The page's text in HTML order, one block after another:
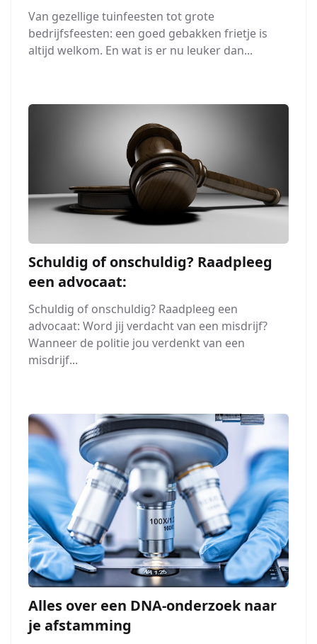
Van gezellige tuinfeesten tot grote
bedrijfsfeesten: een goed gebakken frietje is
altijd welkom. En wat is er nu leuker dan...
Schuldig of onschuldig? Raadpleeg
een advocaat:
Schuldig of onschuldig? Raadpleeg een
advocaat: Word jij verdacht van een misdrijf?
Wanneer de politie jou verdenkt van een
misdrijf...
Alles over een DNA-onderzoek naar
je afstamming